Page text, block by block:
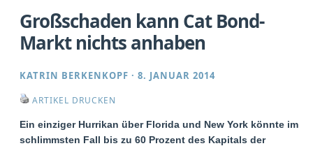
Großschaden kann Cat Bond-
Markt nichts anhaben
KATRIN BERKENKOPF ·8. JANUAR 2014
ARTIKEL DRUCKEN
Ein einziger Hurrikan über Florida und New York könnte im
schlimmsten Fall bis zu 60 Prozent des Kapitals der